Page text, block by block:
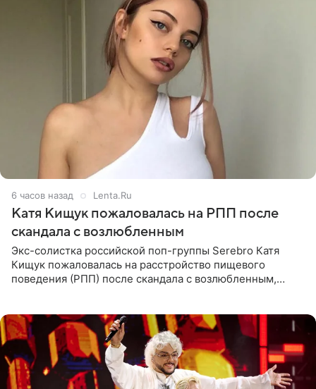
6 часов назад Lenta.Ru
Катя Кищук пожаловалась на РПП после
скандала с возлюбленным
Экс-солистка российской поп-группы Serebro Катя
Кищук пожаловалась на расстройство пищевого
поведения (РПП) после скандала с возлюбленным,